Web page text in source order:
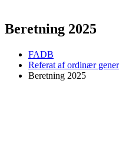
Beretning 2025
FADB
Referat af ordinær
Beretning 2025